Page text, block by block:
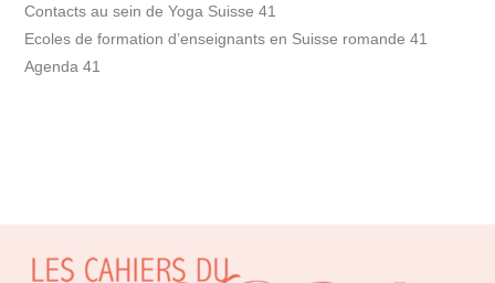
Contacts au sein de Yoga Suisse 41
Ecoles de formation d’enseignants en Suisse romande 41
Agenda 41